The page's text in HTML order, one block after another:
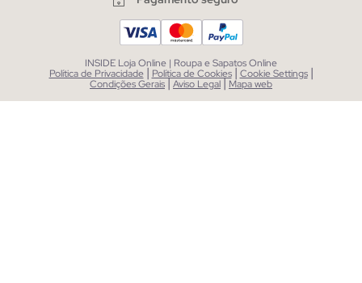
INSIDE Loja Online | Roupa e Sapatos Online
Política de Privacidade | Política de Cookies | Cookie Settings |
Condições Gerais|Aviso Legal| Mapa web